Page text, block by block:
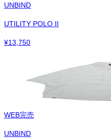
UNBIND
UTILITY POLO II
¥13,750
WEB完売
UNBIND